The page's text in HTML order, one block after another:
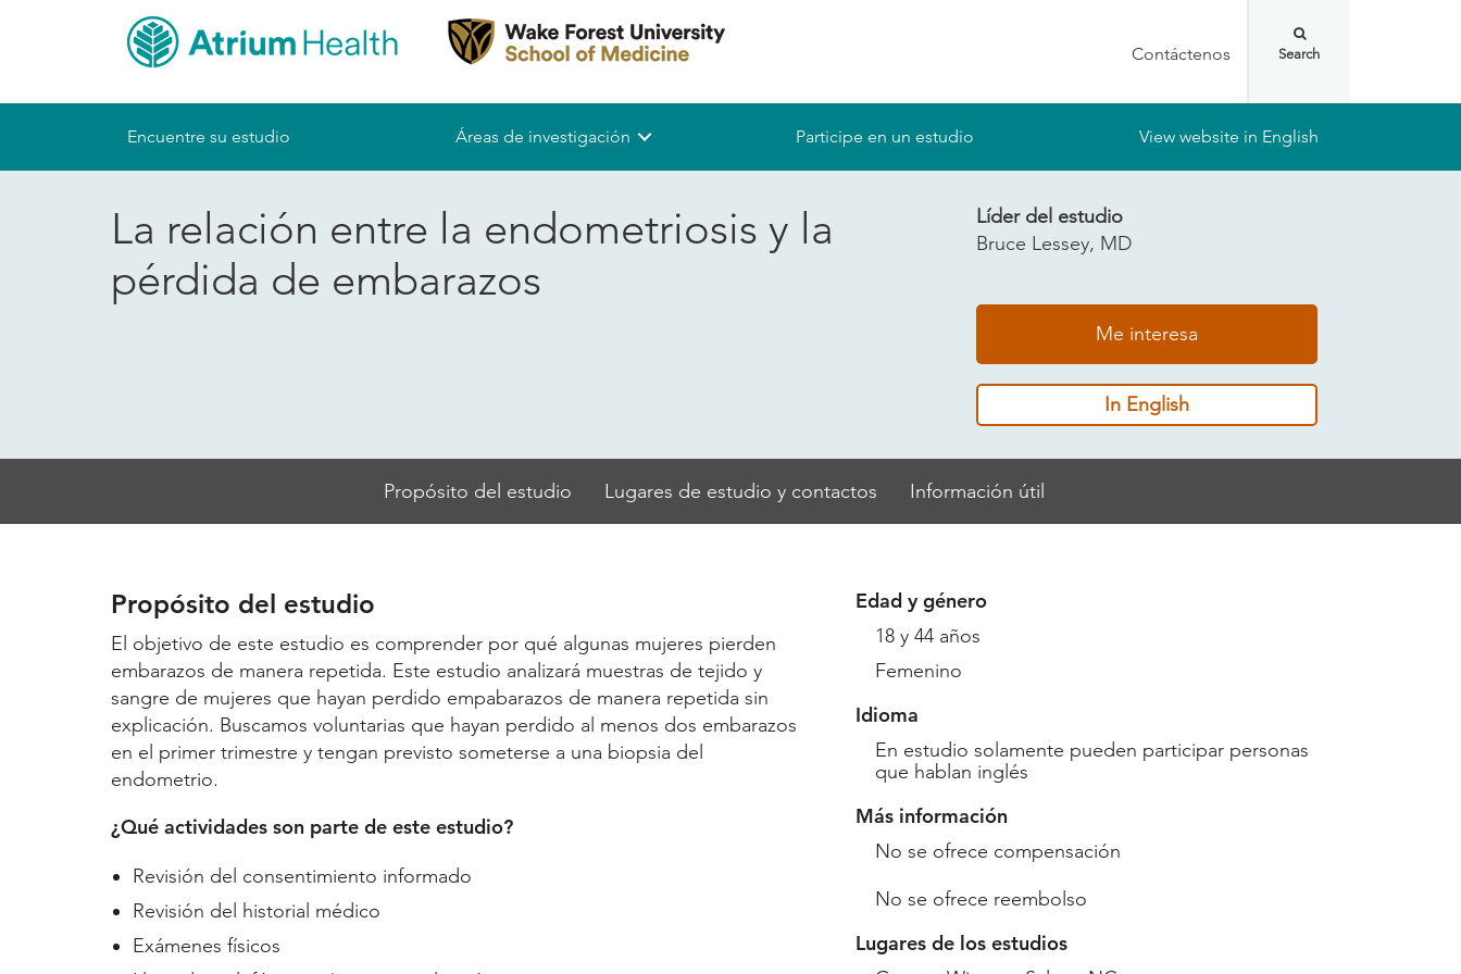
Contáctenos
Encuentre su estudio Áreas de investigación Participe en un estudio View website in English
La relación entre la endometriosis y la
pérdida de embarazos
Líder del estudio
Bruce Lessey, MD
Me interesa
In English
Links
Propósito del estudio Lugares de estudio y contactos Información útil
Propósito del estudio
El objetivo de este estudio es comprender por qué algunas mujeres pierden
embarazos de manera repetida. Este estudio analizará muestras de tejido y
sangre de mujeres que hayan perdido empabarazos de manera repetida sin
explicación. Buscamos voluntarias que hayan perdido al menos dos embarazos
en el primer trimestre y tengan previsto someterse a una biopsia del
endometrio.
¿Qué actividades son parte de este estudio?
Revisión del consentimiento informado
Revisión del historial médico
Exámenes físicos
Edad y género
18 y 44 años
Femenino
Idioma
En estudio solamente pueden participar personas
que hablan inglés
Más información
No se ofrece compensación
No se ofrece reembolso
Lugares de los estudios